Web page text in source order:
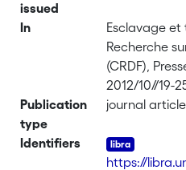
issued
In
Esclavage et
Recherche
(CRDF),
2012/10//19-
Publication
type
journal article
Identifiers
https://